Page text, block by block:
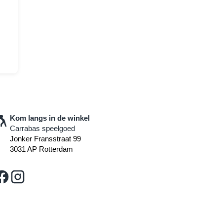
Kom langs in de winkel
Carrabas speelgoed
Jonker Fransstraat 99
3031 AP Rotterdam